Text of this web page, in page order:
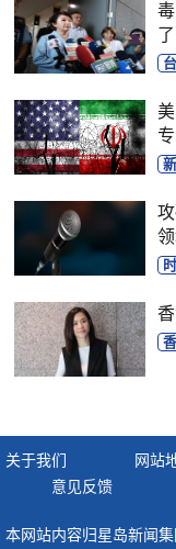
关于我们 网站
意见反馈
本网站内容归星岛新闻